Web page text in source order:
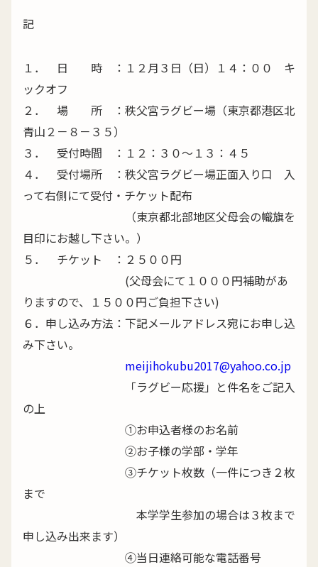
記
１． 日 時 ：１２月３日（日）１４：００ キ
ックオフ
２． 場 所 ：秩父宮ラグビー場（東京都港区北
青山２－８－３５）
３． 受付時間 ：１２：３０～１３：４５
４． 受付場所 ：秩父宮ラグビー場正面入り口 入
って右側にて受付・チケット配布
（東京都北部地区父母会の幟旗を
目印にお越し下さい。）
５． チケット ：２５００円
(父母会にて１０００円補助があ
りますので、１５００円ご負担下さい)
６．申し込み方法：下記メールアドレス宛にお申し込
み下さい。
meijihokubu2017@yahoo.co.jp
「ラグビー応援」と件名をご記入
の上
①お申込者様のお名前
②お子様の学部・学年
③チケット枚数（一件につき２枚
まで
本学学生参加の場合は３枚まで
申し込み出来ます）
④当日連絡可能な電話番号